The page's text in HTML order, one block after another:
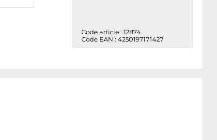
Code article : 12874
Code EAN : 4250197171427